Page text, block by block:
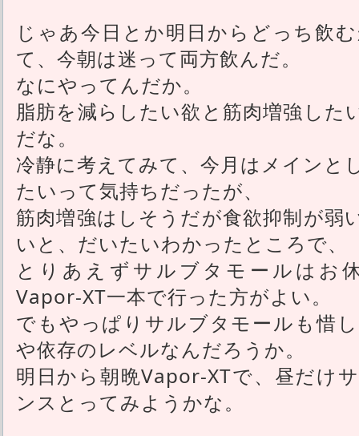
じゃあ今日とか明日からどっち飲
て、今朝は迷って両方飲んだ。
なにやってんだか。
脂肪を減らしたい欲と筋肉増強した
だな。
冷静に考えてみて、今月はメインと
たいって気持ちだったが、
筋肉増強はしそうだが食欲抑制が弱
いと、だいたいわかったところで、
とりあえずサルブタモールはお
Vapor-XT一本で行った方がよい。
でもやっぱりサルブタモールも惜
や依存のレベルなんだろうか。
明日から朝晩Vapor-XTで、昼だけ
ンスとってみようかな。